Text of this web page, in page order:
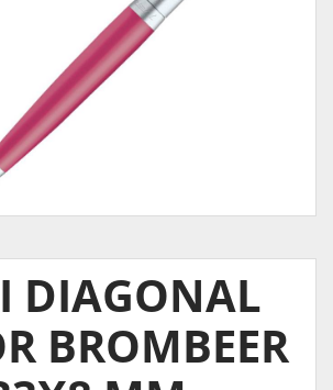
DIAGONAL
BROMBEER